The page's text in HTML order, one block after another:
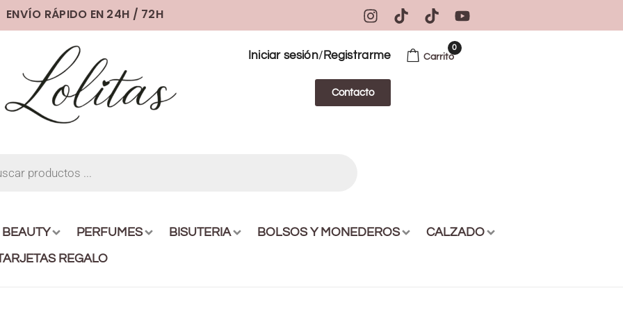
ENVÍO RÁPIDO EN 24H / 72H
Iniciar sesión/ Registrarme
Contacto
Carrito
0
BEAUTY PERFUMES BISUTERIA BOLSOS Y MONEDEROS
CALZADO
REGALO